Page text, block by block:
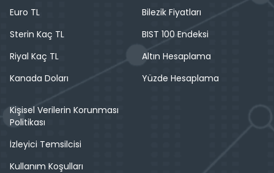
Euro TL
Sterin Kaç TL
Riyal Kaç TL
Kanada Doları
Bilezik Fiyatları
BIST 100 Endeksi
Altın Hesaplama
Yüzde Hesaplama
Kişisel Verilerin Korunması
Politikası
İzleyici Temsilcisi
Kullanım Koşulları